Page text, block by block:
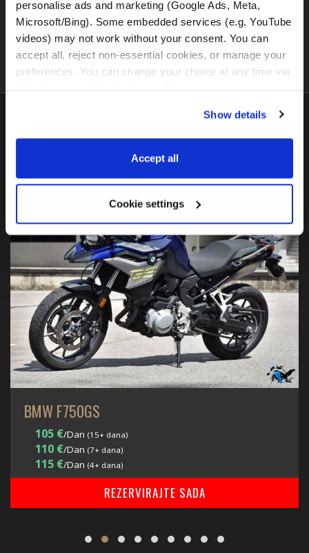
personalise ads and marketing (Google Ads, Meta,
Microsoft/Bing). Some embedded services (e.g. YouTube
videos) may not work without your consent. You can
accept all, reject non-essential cookies, or manage your
preferences. You can change your choice at any time via
Show details
Accept all
Cookie settings
Detalji najma motocikla
Najpopularnijimotocikli
BMW F750GS
105 €/Dan (15+ dana)
110 €/Dan (7+ dana)
115 €/Dan (4+ dana)
REZERVIRAJTE SADA